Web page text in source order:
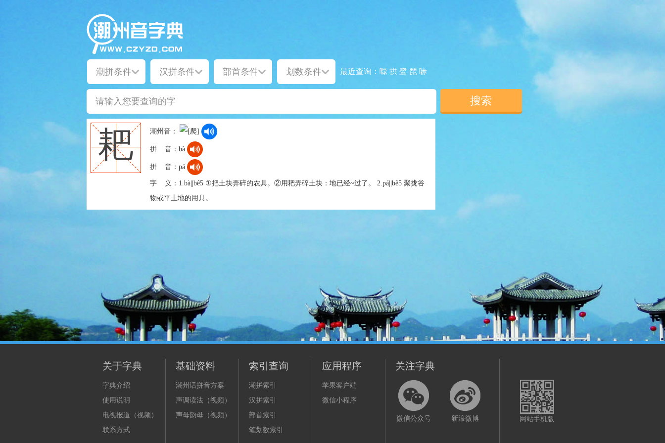
最近查询： 噬 拱 鹭 琵 哧
耙 潮州音：
拼 音： bà
拼 音： pá
字 义： 1.bà||bê5 ①把土块弄碎的农具。②用耙弄碎土块：地已经~过了。 2.pá||bê5 聚拢谷
物或平土地的用具。
关于字典
字典介绍
使用说明
电视报道（视频）
联系方式
基础资料
潮州话拼音方案
声调读法（视频）
声母韵母（视频）
索引查询
潮拼索引
汉拼索引
部首索引
笔划数索引
应用程序
苹果客户端
微信小程序
关注字典
微信公众号 新浪微博 网站手机版